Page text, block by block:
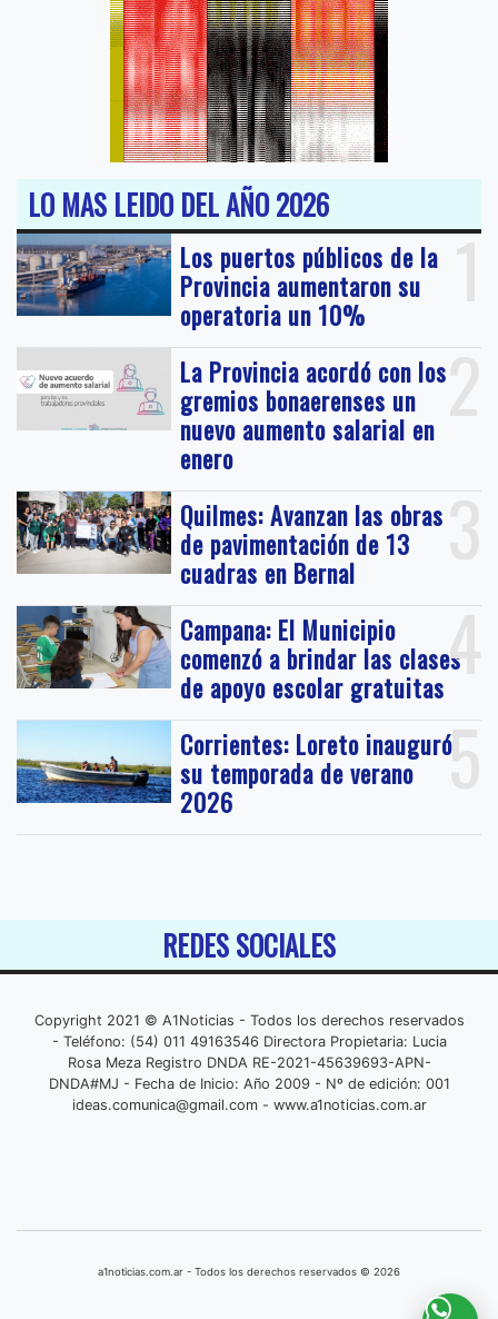
LO MAS LEIDO DEL AÑO 2026
1
Los puertos públicos de la
Provincia aumentaron su
operatoria un 10%
2
La Provincia acordó con los
gremios bonaerenses un
nuevo aumento salarial en
enero
3
Quilmes: Avanzan las obras
de pavimentación de 13
cuadras en Bernal
4
Campana: El Municipio
comenzó a brindar las clases
de apoyo escolar gratuitas
5
Corrientes: Loreto inauguró
su temporada de verano
2026
REDES SOCIALES
Copyright 2021 © A1Noticias - Todos los derechos reservados
- Teléfono: (54) 011 49163546 Directora Propietaria: Lucia
Rosa Meza Registro DNDA RE-2021-45639693-APN-
DNDA#MJ - Fecha de Inicio: Año 2009 - Nº de edición: 001
ideas.comunica@gmail.com- www.a1noticias.com.ar
a1noticias.com.ar - Todos los derechos reservados © 2026